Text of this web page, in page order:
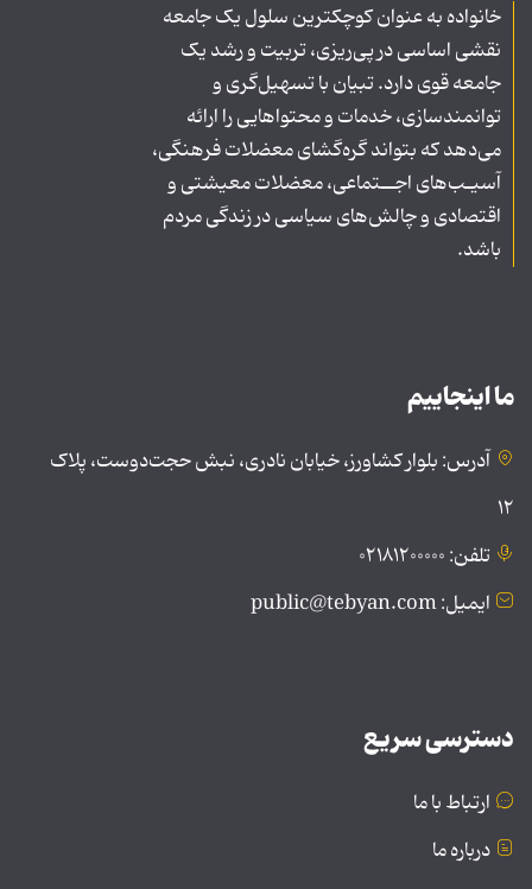
خانواده به عنوان کوچکترین سلول یک جامعه
نقشی اساسی در پی‌ریزی، تربیت و رشد یک
جامعه قوی دارد. تبیان با تسهیل‌گری و
توانمندسازی، خدمات و محتواهایی را ارائه
می‌دهد که بتواند گره‌گشای معضلات فرهنگی،
آسیـب‌های اجــتماعی، معضلات معیشتی و
اقتصادی و چالش‌های سیاسی در زندگی مردم
باشد.
ما اینجاییم
آدرس: بلوار کشاورز، خیابان نادری، نبش حجت‌دوست، پلاک
۱۲
تلفن: ۰۲۱۸۱۲۰۰۰۰۰
ایمیل: public@tebyan.com
دسترسی سریع
ارتباط با ما
درباره ما